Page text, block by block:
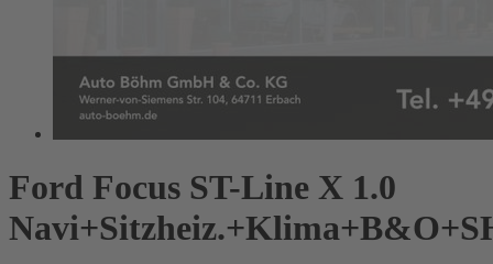
Ford Focus ST-Line X 1.0